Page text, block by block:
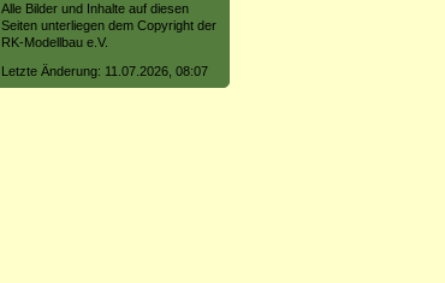
Alle Bilder und Inhalte auf diesen
Seiten unterliegen dem Copyright der
RK-Modellbau e.V.
Letzte Änderung: 11.07.2026, 08:07